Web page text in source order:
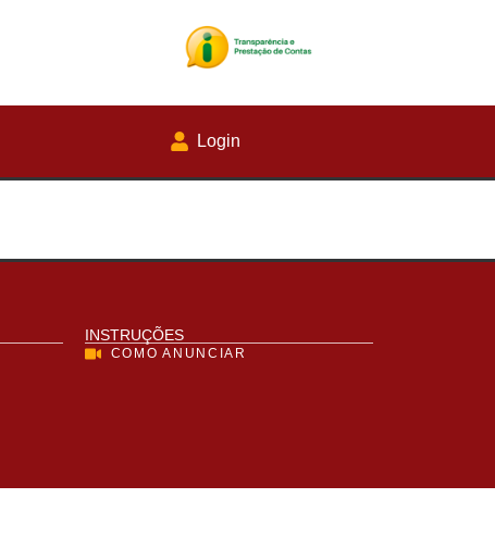
Login
INSTRUÇÕES
COMO ANUNCIAR